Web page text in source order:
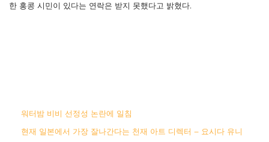
한 홍콩 시민이 있다는 연락은 받지 못했다고 밝혔다.
워터밤 비비 선정성 논란에 일침
현재 일본에서 가장 잘나간다는 천재 아트 디렉터 – 요시다 유니